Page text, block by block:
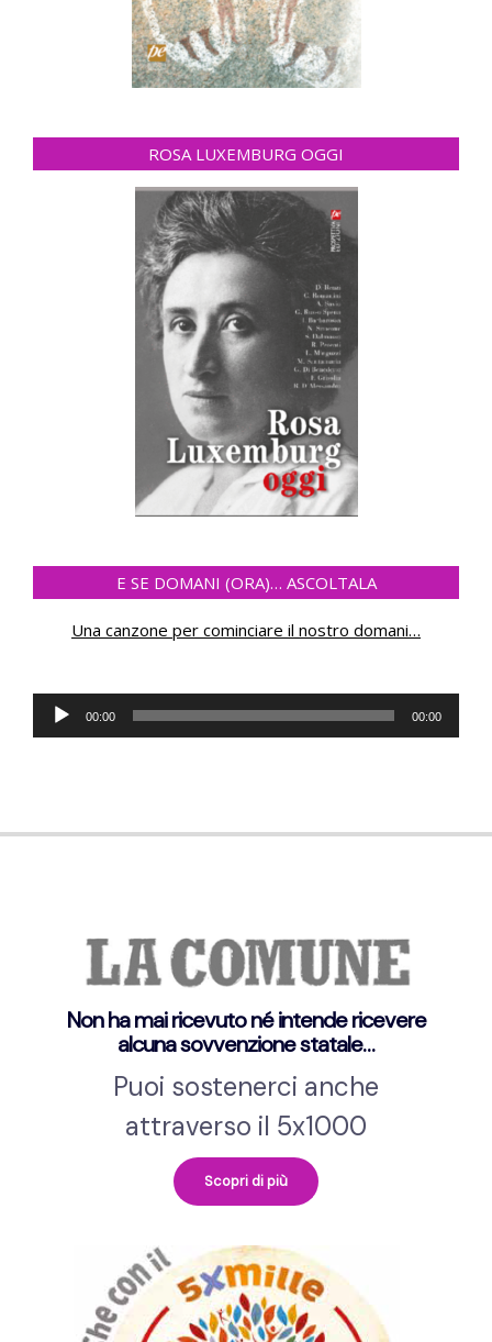
ROSA LUXEMBURG OGGI
E SE DOMANI (ORA)… ASCOLTALA
Una canzone per cominciare il nostro domani…
Audio
Player
00:00 00:00
Non ha mai ricevuto né intende ricevere
alcuna sovvenzione statale…
Puoi sostenerci anche
attraverso il 5x1000
Scopri di più